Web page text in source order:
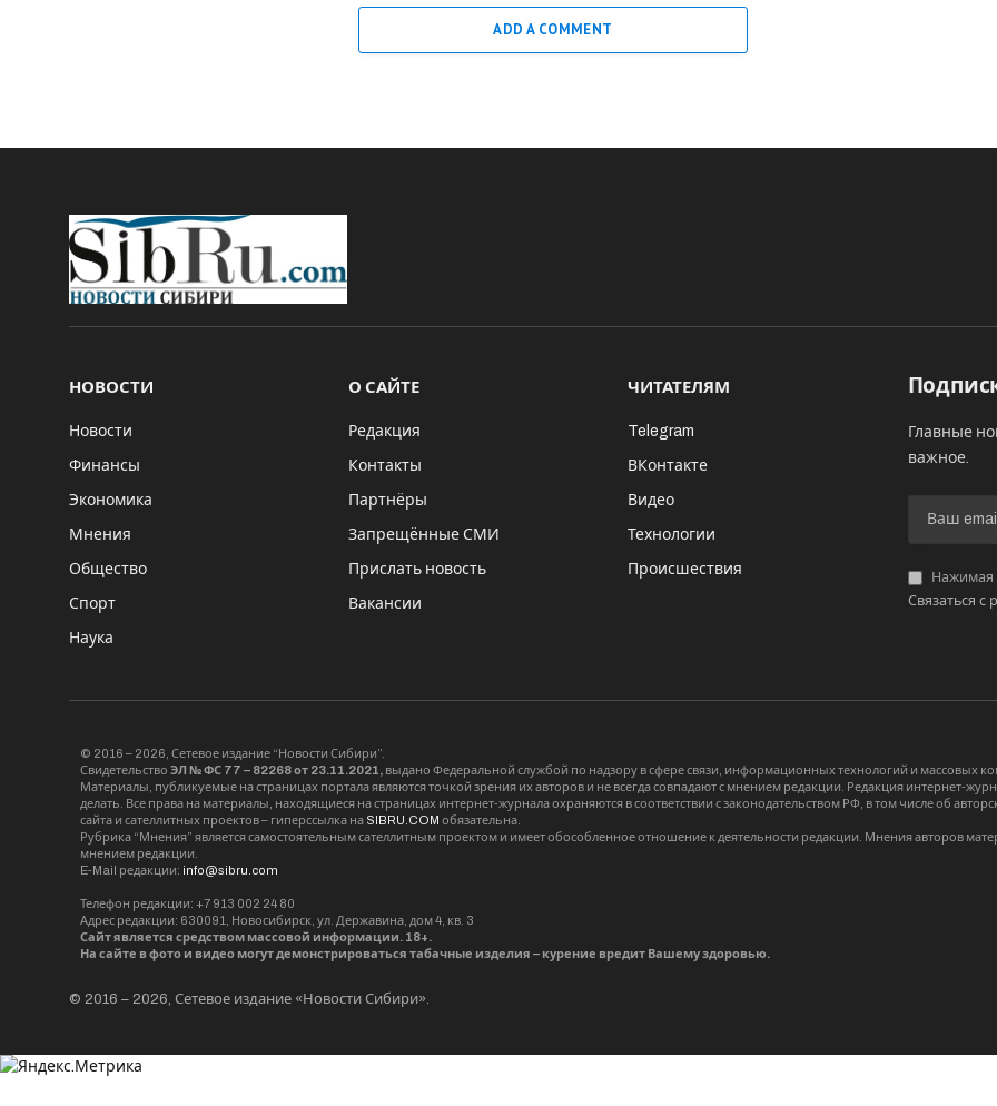
ADD A COMMENT
НОВОСТИ
Новости
Финансы
Экономика
Мнения
Общество
Спорт
Наука
О САЙТЕ
Редакция
Контакты
Партнёры
Запрещённые СМИ
Прислать новость
Вакансии
ЧИТАТЕЛЯМ
Telegram
ВКонтакте
Видео
Технологии
Происшествия
Главные
важное.
Нажимая
Связаться с
© 2016 – 2026, Сетевое издание “Новости Сибири”.
Свидетельство ЭЛ № ФС 77 – 82268 от 23.11.2021, выдано Федеральной службой по надзору в сфере связи, информационных технологий и массовых
Материалы, публикуемые на страницах портала являются точкой зрения их авторов и не всегда совпадают с мнением редакции. Редакция интернет-
делать. Все права на материалы, находящиеся на страницах интернет-журнала охраняются в соответствии с законодательством РФ, в том числе об
сайта и сателлитных проектов – гиперссылка на SIBRU.COM обязательна.
Рубрика “Мнения” является самостоятельным сателлитным проектом и имеет обособленное отношение к деятельности редакции. Мнения авторов
мнением редакции.
E-Mail редакции: info@sibru.com
Телефон редакции: +7 913 002 24 80
Адрес редакции: 630091, Новосибирск, ул. Державина, дом 4, кв. 3
Сайт является средством массовой информации. 18+.
На сайте в фото и видео могут демонстрироваться табачные изделия – курение вредит Вашему здоровью.
© 2016 – 2026, Сетевое издание «Новости Сибири».